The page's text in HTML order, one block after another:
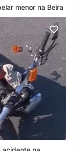
menor na Beira